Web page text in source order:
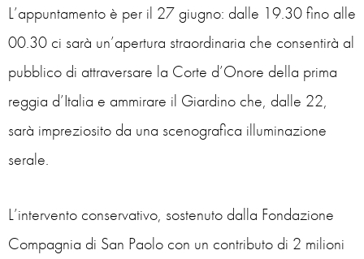
L’appuntamento è per il 27 giugno: dalle 19.30 fino alle
00.30 ci sarà un’apertura straordinaria che consentirà al
pubblico di attraversare la Corte d’Onore della prima
reggia d’Italia e ammirare il Giardino che, dalle 22,
sarà impreziosito da una scenografica illuminazione
serale.
L’intervento conservativo, sostenuto dalla Fondazione
Compagnia di San Paolo con un contributo di 2 milioni